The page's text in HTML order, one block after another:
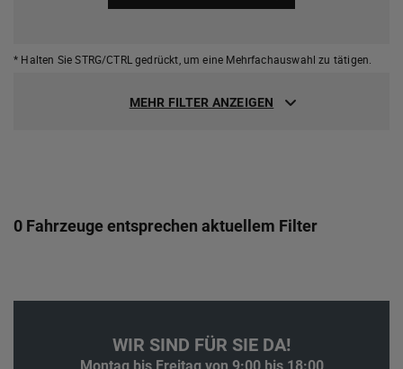
* Halten Sie STRG/CTRL gedrückt, um eine Mehrfachauswahl zu tätigen.
MEHR FILTER ANZEIGEN
0 Fahrzeuge entsprechen aktuellem Filter
WIR SIND FÜR SIE DA!